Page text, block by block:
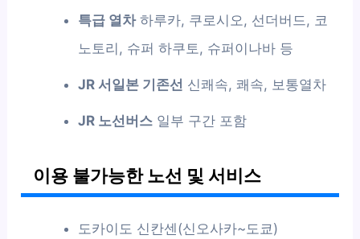
특급 열차하루카, 쿠로시오, 선더버드, 코
노토리, 슈퍼 하쿠토, 슈퍼이나바 등
JR 서일본 기존선 신쾌속, 쾌속, 보통열차
JR 노선버스 일부 구간 포함
이용 불가능한 노선 및 서비스
도카이도 신칸센(신오사카~도쿄)